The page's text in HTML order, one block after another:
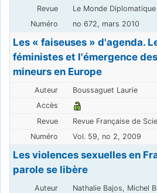
Le Monde Diplomatique
no 672, mars 2010
Les « faiseuses » d'agenda.
féministes et l'émergence
mineurs en Europe
Boussaguet Laurie
Revue Française de
Vol. 59, no 2, 2009
Les violences sexuelles en
parole se libère
Nathalie Bajos, Michel